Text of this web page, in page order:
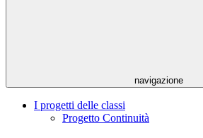
navigazione
I progetti delle classi
Progetto Continuità